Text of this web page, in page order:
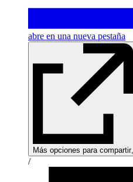
abre en una nueva pestaña
Más opciones para compartir,
/